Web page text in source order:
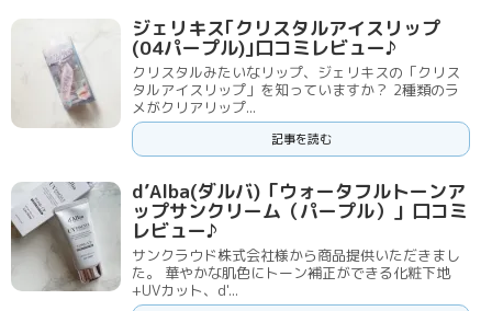
ジェリキス｢クリスタルアイスリップ
(04パープル)｣口コミレビュー♪
クリスタルみたいなリップ、ジェリキスの「クリス
タルアイスリップ」を知っていますか？ 2種類のラ
メがクリアリップ...
記事を読む
d’Alba(ダルバ)「ウォータフルトーンア
ップサンクリーム（パープル）」口コミ
レビュー♪
サンクラウド株式会社様から商品提供いただきまし
た。 華やかな肌色にトーン補正ができる化粧下地
+UVカット、d'...